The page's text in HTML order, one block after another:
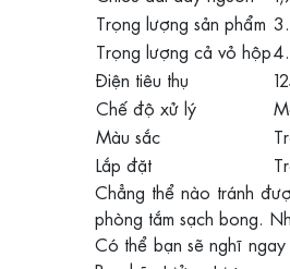
Trọng lượng sản phẩm
Trọng lượng cả vỏ hộp
Điện tiêu thụ
Chế độ xử lý
Màu sắc
Lắp đặt
Chẳng thể nào tránh
phòng tắm sạch bong.
Có thể bạn sẽ nghĩ